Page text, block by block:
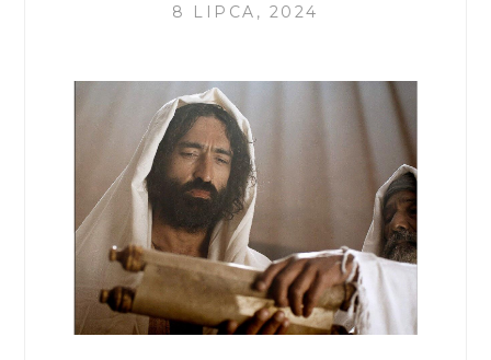
8 LIPCA, 2024